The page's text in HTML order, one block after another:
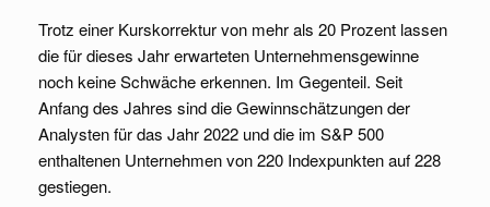
Trotz einer Kurskorrektur von mehr als 20 Prozent lassen
die für dieses Jahr erwarteten Unternehmensgewinne
noch keine Schwäche erkennen. Im Gegenteil. Seit
Anfang des Jahres sind die Gewinnschätzungen der
Analysten für das Jahr 2022 und die im S&P 500
enthaltenen Unternehmen von 220 Indexpunkten auf 228
gestiegen.